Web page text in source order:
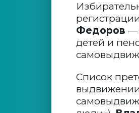
Федоров —
детей и
Список